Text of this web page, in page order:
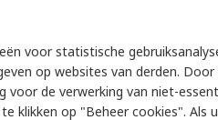
RG58
5.3mm
voor statistische
op websites van derden. Door
de verwerking van niet-
klikken op "Beheer cookies". Als